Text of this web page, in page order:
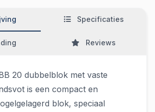
Specificaties
Reviews
20 dubbelblok met vaste
is een compact en
blok, speciaal